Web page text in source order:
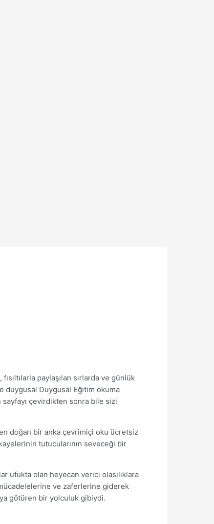
paylaşılan sırlarda ve günlük
duygusal Duygusal Eğitim okuma
sayfayı çevirdikten sonra bile sizi
doğan bir anka çevrimiçi oku ücretsiz
tutucularının seveceği bir
ufukta olan heyecan verici olasılıklara
ve zaferlerine giderek
götüren bir yolculuk gibiydi.